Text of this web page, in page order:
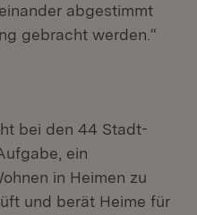
abgestimmt
gebracht werden.“
bei den 44 Stadt-
ein
in Heimen zu
und berät Heime für